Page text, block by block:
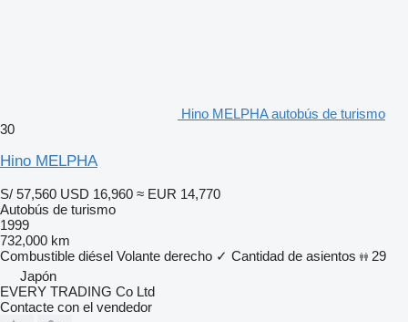
Hino MELPHA autobús de turismo
30
Hino MELPHA
S/ 57,560 USD 16,960 ≈ EUR 14,770
Autobús de turismo
1999
732,000 km
Combustible diésel Volante derecho ✓ Cantidad de asientos
29
Japón
EVERY TRADING Co Ltd
Contacte con el vendedor